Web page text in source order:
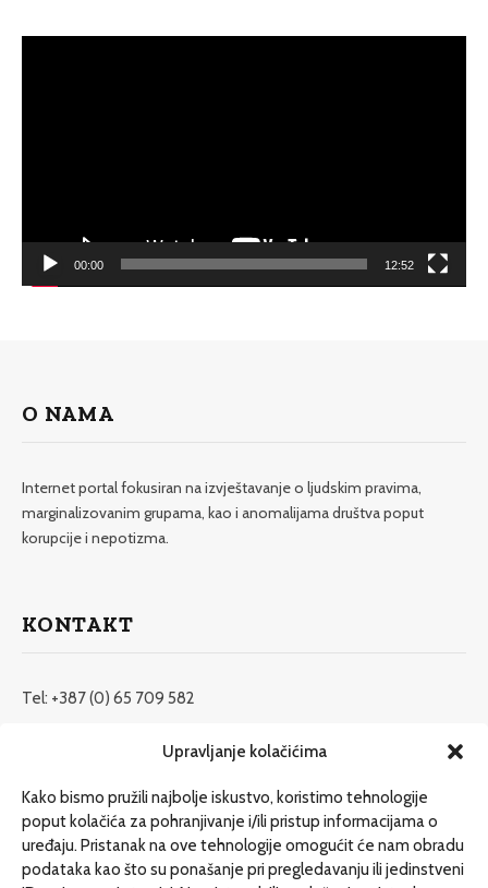
Upravljanje kolačićima
Kako bismo pružili najbolje iskustvo, koristimo tehnologije
poput kolačića za pohranjivanje i/ili pristup informacijama o
uređaju. Pristanak na ove tehnologije omogućit će nam obradu
podataka kao što su ponašanje pri pregledavanju ili jedinstveni
00:00 12:52
O NAMA
Internet portal fokusiran na izvještavanje o ljudskim pravima,
marginalizovanim grupama, kao i anomalijama društva poput
korupcije i nepotizma.
KONTAKT
Tel: +387 (0) 65 709 582
redakcija@etrafika.net
Dosije